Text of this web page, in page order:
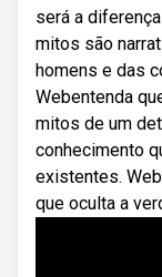
será a
mitos são
homens e das
Webentenda
mitos de um
conhecimento
existentes.
que oculta a